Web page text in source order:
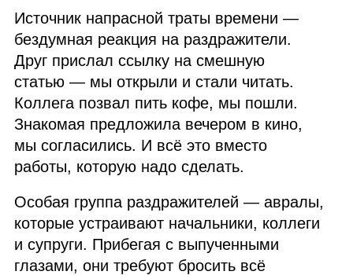
Источник напрасной траты времени —
бездумная реакция на раздражители.
Друг прислал ссылку на смешную
статью — мы открыли и стали читать.
Коллега позвал пить кофе, мы пошли.
Знакомая предложила вечером в кино,
мы согласились. И всё это вместо
работы, которую надо сделать.
Особая группа раздражителей — авралы,
которые устраивают начальники, коллеги
и супруги. Прибегая с выпученными
глазами, они требуют бросить всё